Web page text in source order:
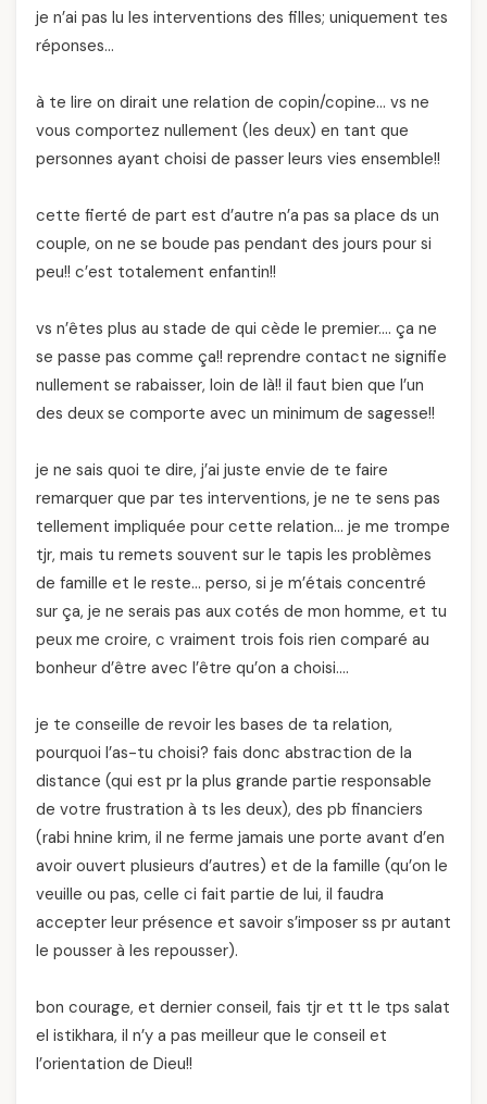
je n’ai pas lu les interventions des filles; uniquement tes
réponses…
à te lire on dirait une relation de copin/copine… vs ne
vous comportez nullement (les deux) en tant que
personnes ayant choisi de passer leurs vies ensemble!!
cette fierté de part est d’autre n’a pas sa place ds un
couple, on ne se boude pas pendant des jours pour si
peu!! c’est totalement enfantin!!
vs n’êtes plus au stade de qui cède le premier…. ça ne
se passe pas comme ça!! reprendre contact ne signifie
nullement se rabaisser, loin de là!! il faut bien que l’un
des deux se comporte avec un minimum de sagesse!!
je ne sais quoi te dire, j’ai juste envie de te faire
remarquer que par tes interventions, je ne te sens pas
tellement impliquée pour cette relation… je me trompe
tjr, mais tu remets souvent sur le tapis les problèmes
de famille et le reste… perso, si je m’étais concentré
sur ça, je ne serais pas aux cotés de mon homme, et tu
peux me croire, c vraiment trois fois rien comparé au
bonheur d’être avec l’être qu’on a choisi….
je te conseille de revoir les bases de ta relation,
pourquoi l’as-tu choisi? fais donc abstraction de la
distance (qui est pr la plus grande partie responsable
de votre frustration à ts les deux), des pb financiers
(rabi hnine krim, il ne ferme jamais une porte avant d’en
avoir ouvert plusieurs d’autres) et de la famille (qu’on le
veuille ou pas, celle ci fait partie de lui, il faudra
accepter leur présence et savoir s’imposer ss pr autant
le pousser à les repousser).
bon courage, et dernier conseil, fais tjr et tt le tps salat
el istikhara, il n’y a pas meilleur que le conseil et
l’orientation de Dieu!!